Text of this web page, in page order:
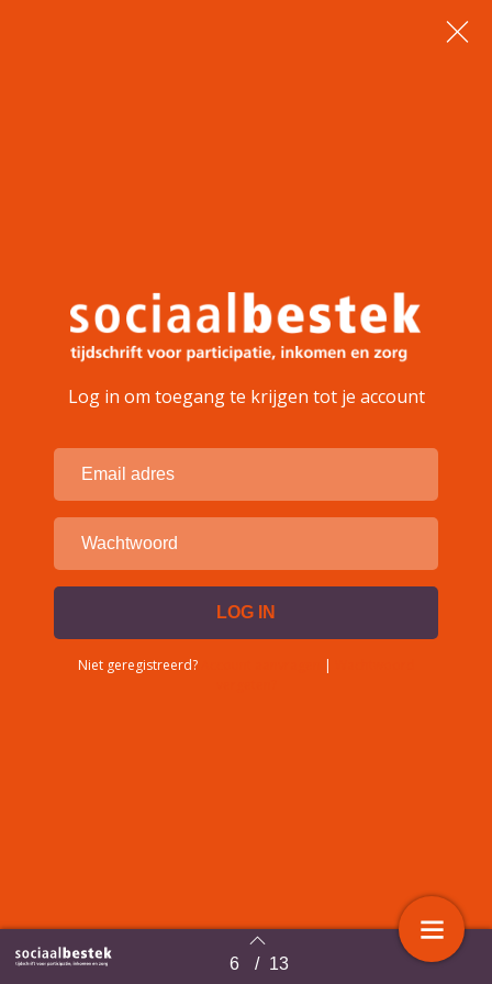
Terug naar overzicht 6 / 13
Log in om toegang te krijgen tot je account
Niet geregistreerd? |